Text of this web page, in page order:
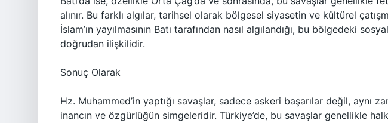
alınır. Bu farklı algılar, tarihsel olarak bölgesel siyasetin ve kültürel
İslam’ın yayılmasının Batı tarafından nasıl algılandığı, bu bölgedeki
doğrudan ilişkilidir.
Sonuç Olarak
Hz. Muhammed’in yaptığı savaşlar, sadece askeri başarılar değil, aynı
inancın ve özgürlüğün simgeleridir. Türkiye’de, bu savaşlar genellikle